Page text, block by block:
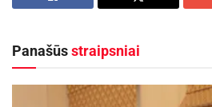
Porcijos
kūdikis
2026-08-04
Panašūsstraipsniai